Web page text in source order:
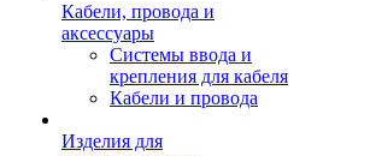
Кабели, провода и
аксессуары
Системы ввода и
крепления для кабеля
Кабели и провода
Изделия для